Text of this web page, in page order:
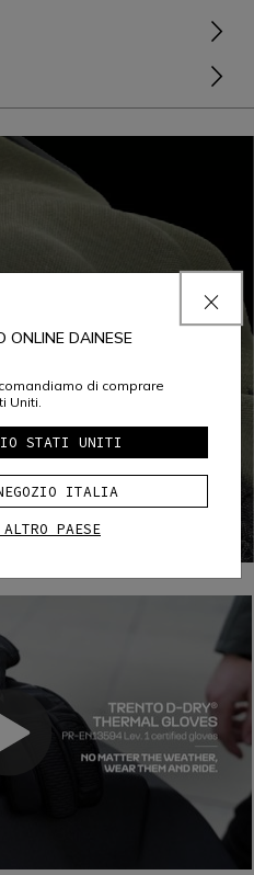
tecnologia di Dainese utilizzata
ONLINE DAINESE
di comprare
Uniti.
STATI UNITI
ITALIA
PAESE